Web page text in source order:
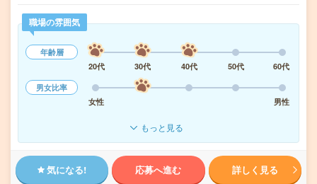
職場の雰囲気
年齢層
20代
30代 40代 50代
60代
男女比率
女性
男性
もっと見る
気になる! 応募へ進む 詳しく見る